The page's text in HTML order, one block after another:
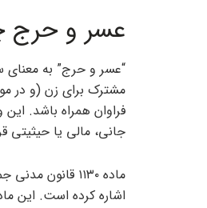
عسر و حرج
“عسر و حرج” به
مشترک برای زن (و در
فراوان همراه باشد.
جانی، مالی یا حیثیتی
ماده ۱۱۳۰
اشاره کرده است. این